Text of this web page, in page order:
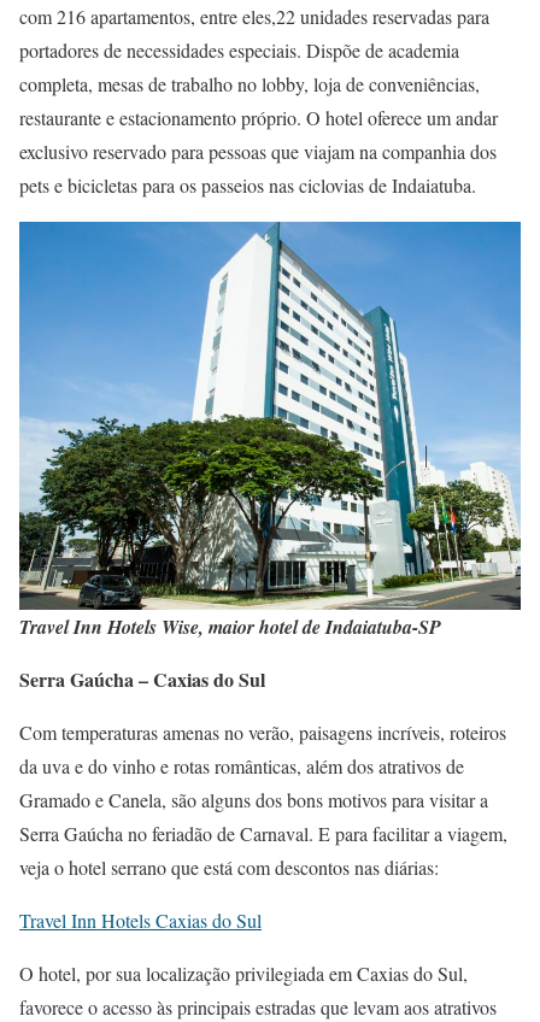
com 216 apartamentos, entre eles,22 unidades reservadas para
portadores de necessidades especiais. Dispõe de academia
completa, mesas de trabalho no lobby, loja de conveniências,
restaurante e estacionamento próprio. O hotel oferece um andar
exclusivo reservado para pessoas que viajam na companhia dos
pets e bicicletas para os passeios nas ciclovias de Indaiatuba.
Travel Inn Hotels Wise, maior hotel de Indaiatuba-SP
Serra Gaúcha – Caxias do Sul
Com temperaturas amenas no verão, paisagens incríveis, roteiros
da uva e do vinho e rotas românticas, além dos atrativos de
Gramado e Canela, são alguns dos bons motivos para visitar a
Serra Gaúcha no feriadão de Carnaval. E para facilitar a viagem,
veja o hotel serrano que está com descontos nas diárias:
Travel Inn Hotels Caxias do Sul
O hotel, por sua localização privilegiada em Caxias do Sul,
favorece o acesso às principais estradas que levam aos atrativos